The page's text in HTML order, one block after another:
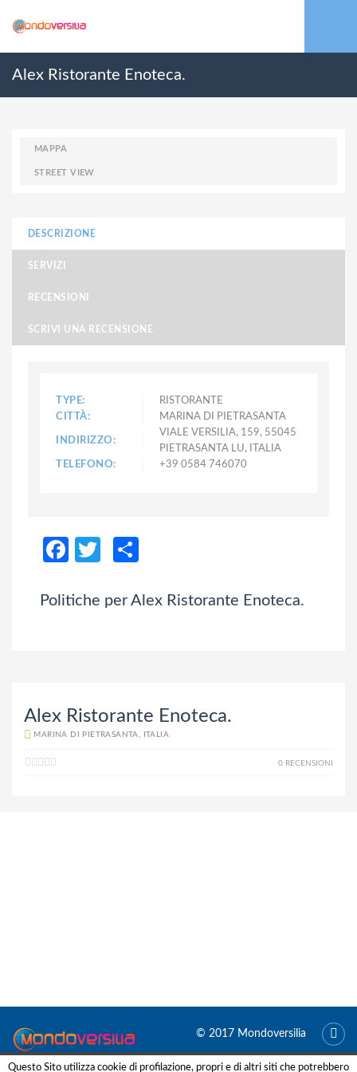
Alex Ristorante Enoteca.
MAPPA
STREET VIEW
DESCRIZIONE
SERVIZI
RECENSIONI
SCRIVI UNA RECENSIONE
TYPE:
RISTORANTE
CITTÀ:
MARINA DI PIETRASANTA
INDIRIZZO:
VIALE VERSILIA, 159, 55045
PIETRASANTA LU, ITALIA
TELEFONO:
+39 0584 746070
Facebook
Twitter
Politiche per Alex Ristorante Enoteca.
Alex Ristorante Enoteca.
MARINA DI PIETRASANTA, ITALIA
0 RECENSIONI
© 2017 Mondoversilia
Questo Sito utilizza cookie di profilazione, propri e di altri siti che potrebbero